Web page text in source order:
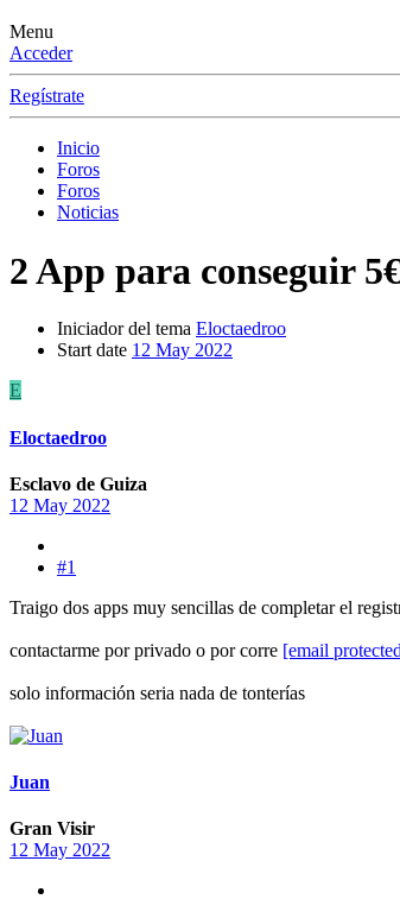
Menu
Acceder
Regístrate
Inicio
Foros
Foros
Noticias
2 App para conseguir
Iniciador del tema Eloctaedroo
Start date 12 May 2022
E
Eloctaedroo
Esclavo de Guiza
12 May 2022
#1
Traigo dos apps muy sencillas de completar el
contactarme por privado o por corre [email
solo información seria nada de tonterías
Juan
Gran Visir
12 May 2022